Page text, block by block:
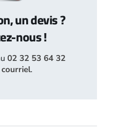
un devis ?
nous !
02 32 53 64 32
.